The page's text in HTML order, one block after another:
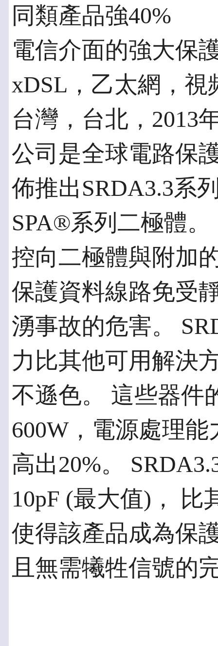
同類產品強40%
電信介面的強大保
xDSL，乙太網，視
台灣，台北，2013
公司是全球電路保
佈推出SRDA3.3
SPA®系列二極體
控向二極體與附加
保護資料線路免受
湧事故的危害。
力比其他可用解決
不遜色。 這些器件
600W，電源處理
高出20%。
10pF (最大值)， 比
使得該產品成為保
且無需犧牲信號的